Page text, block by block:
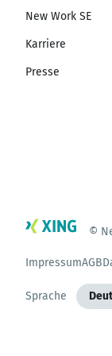
New Work SE
Karriere
Presse
©
ImpressumAGB
Sprache